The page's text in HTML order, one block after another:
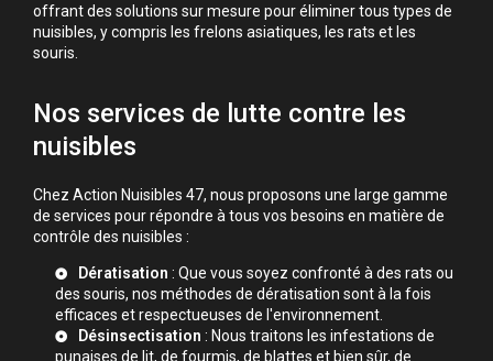
offrant des solutions sur mesure pour éliminer tous types de
nuisibles, y compris les frelons asiatiques, les rats et les
souris.
Nos services de lutte contre les
nuisibles
Chez Action Nuisibles 47, nous proposons une large gamme
de services pour répondre à tous vos besoins en matière de
contrôle des nuisibles :
Dératisation : Que vous soyez confronté à des rats ou
des souris, nos méthodes de dératisation sont à la fois
efficaces et respectueuses de l'environnement.
Désinsectisation : Nous traitons les infestations de
punaises de lit, de fourmis, de blattes et bien sûr, de